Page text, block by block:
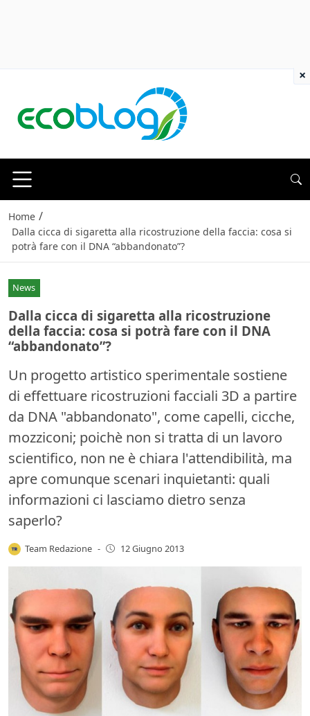
Home /
Dalla cicca di sigaretta alla ricostruzione della faccia: cosa si
potrà fare con il DNA “abbandonato”?
News
Dalla cicca di sigaretta alla ricostruzione
della faccia: cosa si potrà fare con il DNA
“abbandonato”?
Un progetto artistico sperimentale sostiene
di effettuare ricostruzioni facciali 3D a partire
da DNA "abbandonato", come capelli, cicche,
mozziconi; poichè non si tratta di un lavoro
scientifico, non ne è chiara l'attendibilità, ma
apre comunque scenari inquietanti: quali
informazioni ci lasciamo dietro senza
saperlo?
Team Redazione - 12 Giugno 2013
×